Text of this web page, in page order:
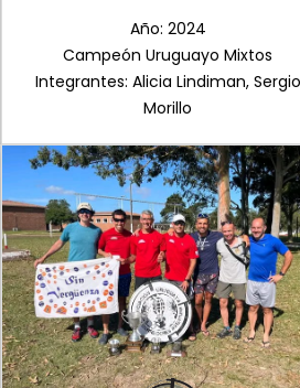
Año: 2024
Campeón Uruguayo Mixtos
Integrantes: Alicia Lindiman, Sergio
Morillo